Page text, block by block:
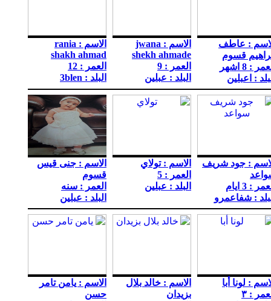
: عاطف
قسوم
: 8 اشهر
: اعبلين
الاسم : jwana
shekh ahmade
العمر : 9
البلد : عبلين
الاسم : rania
shakh ahmad
العمر : 12
البلد : 3blen
: جود شريف
: 3 ايام
: شفاعمرو
الاسم : تولاي
العمر : 5
البلد : عبلين
الاسم : جنى قيس
قسوم
العمر : سنه
البلد : عبلين
: لونا أبا
: ٣
الاسم : خالد بلال
بزيدان
الاسم : يامن تامر
حسن